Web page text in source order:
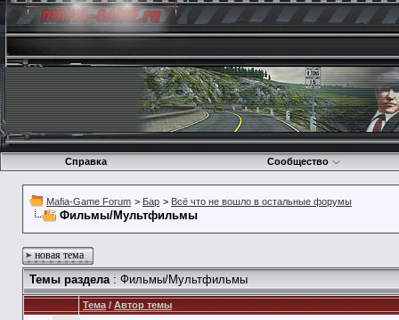
Справка Сообщество
Mafia-Game Forum > Бар > Всё что не вошло в остальные форумы
Фильмы/Мультфильмы
новая тема
Темы раздела: Фильмы/Мультфильмы
Тема/Автор темы